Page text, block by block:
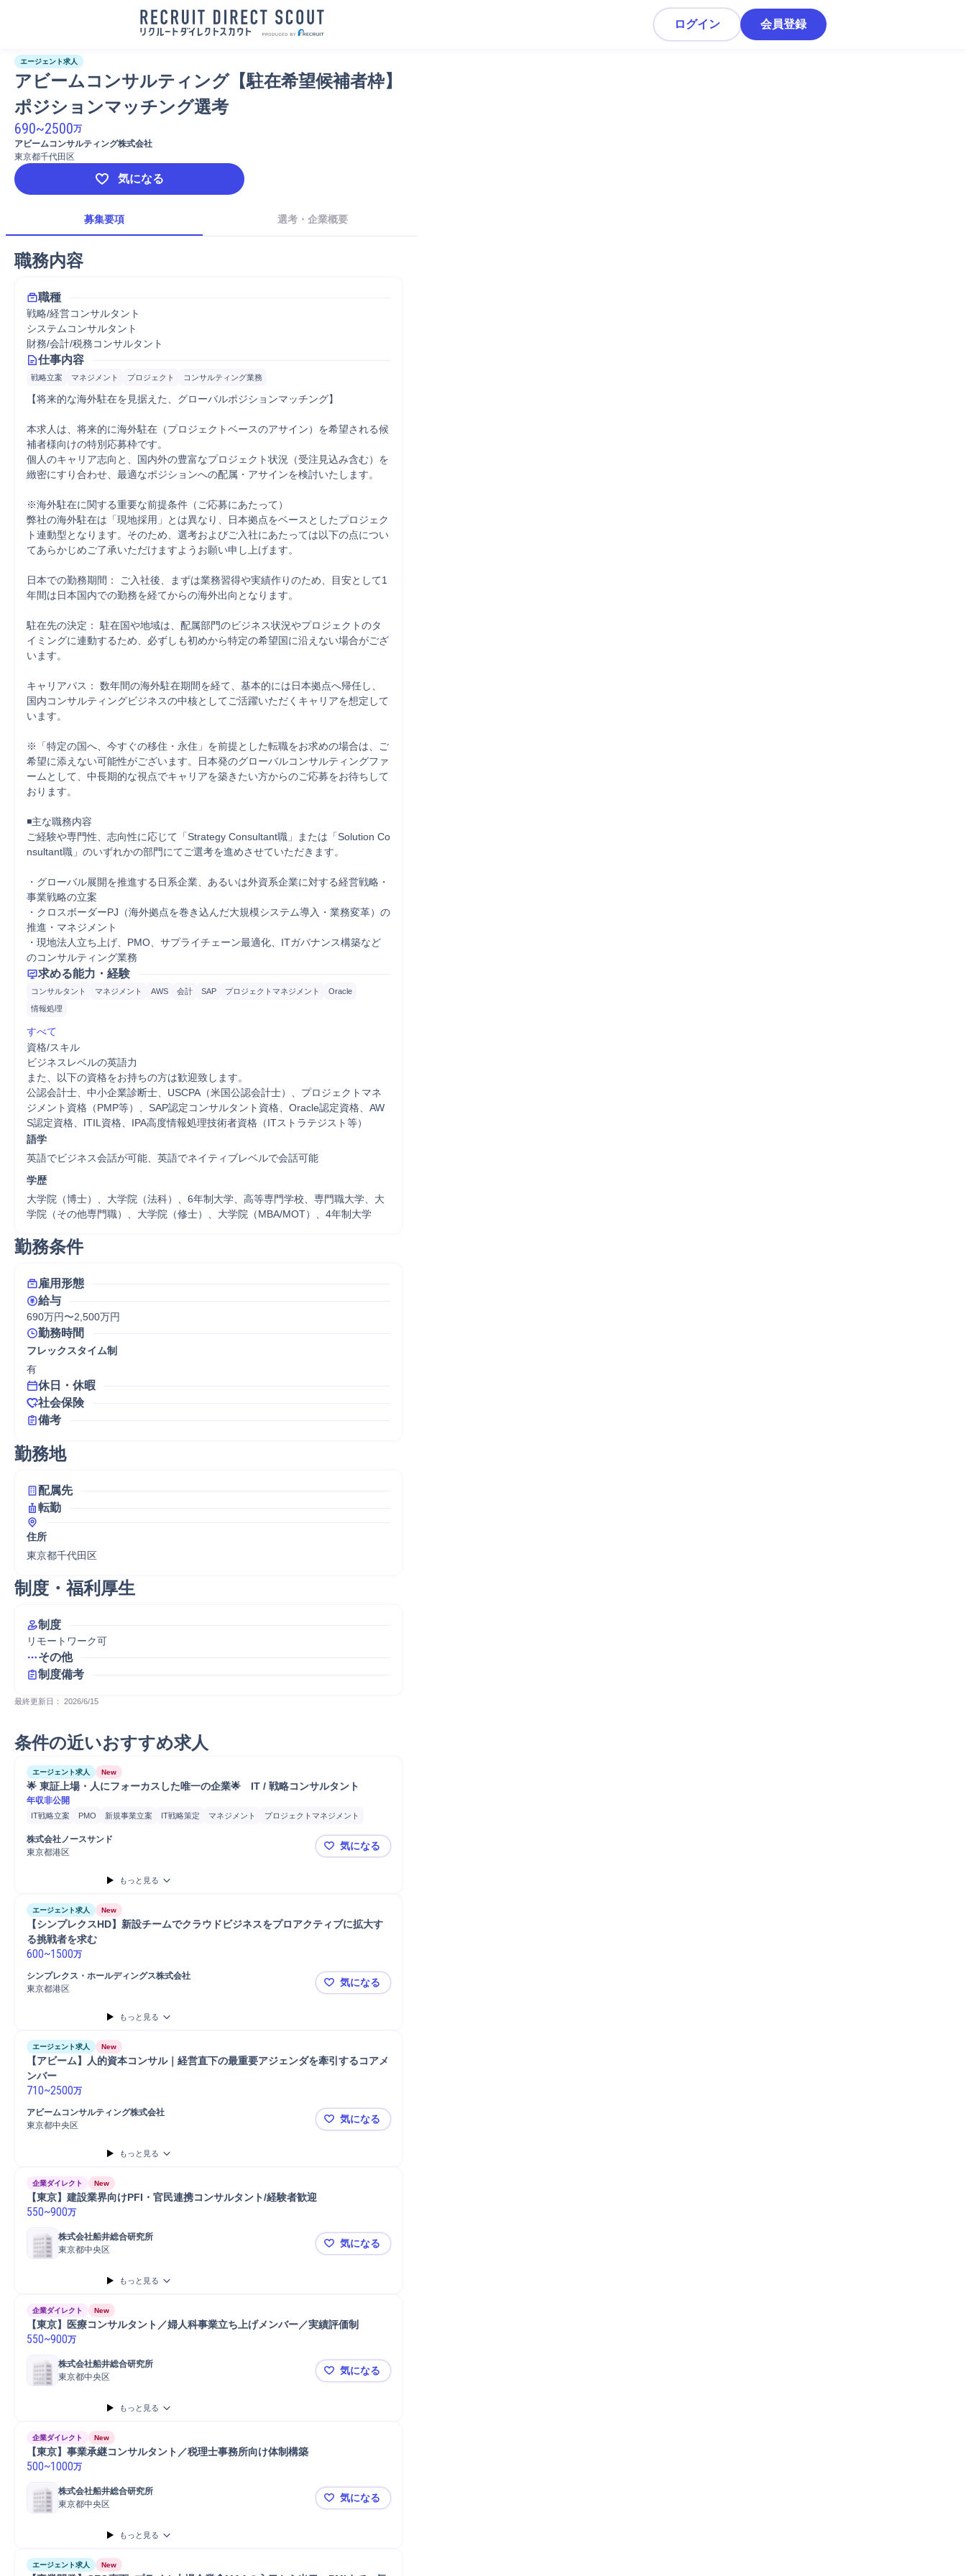
ログイン 会員登録
エージェント求人
アビームコンサルティング【駐在希望候補者枠】
ポジションマッチング選考
690~2500万
アビームコンサルティング株式会社
東京都千代田区
気になる
募集要項 選考・企業概要
職務内容
職種
戦略/経営コンサルタント
システムコンサルタント
財務/会計/税務コンサルタント
仕事内容
戦略立案 マネジメント プロジェクト コンサルティング業務
【将来的な海外駐在を見据えた、グローバルポジションマッチング】
本求人は、将来的に海外駐在（プロジェクトベースのアサイン）を希望される候
補者様向けの特別応募枠です。
個人のキャリア志向と、国内外の豊富なプロジェクト状況（受注見込み含む）を
緻密にすり合わせ、最適なポジションへの配属・アサインを検討いたします。
※海外駐在に関する重要な前提条件（ご応募にあたって）
弊社の海外駐在は「現地採用」とは異なり、日本拠点をベースとしたプロジェク
ト連動型となります。そのため、選考およびご入社にあたっては以下の点につい
てあらかじめご了承いただけますようお願い申し上げます。
日本での勤務期間： ご入社後、まずは業務習得や実績作りのため、目安として1
年間は日本国内での勤務を経てからの海外出向となります。
駐在先の決定： 駐在国や地域は、配属部門のビジネス状況やプロジェクトのタ
イミングに連動するため、必ずしも初めから特定の希望国に沿えない場合がござ
います。
キャリアパス： 数年間の海外駐在期間を経て、基本的には日本拠点へ帰任し、
国内コンサルティングビジネスの中核としてご活躍いただくキャリアを想定して
います。
※「特定の国へ、今すぐの移住・永住」を前提とした転職をお求めの場合は、ご
希望に添えない可能性がございます。日本発のグローバルコンサルティングファ
ームとして、中長期的な視点でキャリアを築きたい方からのご応募をお待ちして
おります。
◾️主な職務内容
ご経験や専門性、志向性に応じて「Strategy Consultant職」または「Solution Co
nsultant職」のいずれかの部門にてご選考を進めさせていただきます。
・グローバル展開を推進する日系企業、あるいは外資系企業に対する経営戦略・
事業戦略の立案
・クロスボーダーPJ（海外拠点を巻き込んだ大規模システム導入・業務変革）の
推進・マネジメント
・現地法人立ち上げ、PMO、サプライチェーン最適化、ITガバナンス構築など
のコンサルティング業務
求める能力・経験
コンサルタント マネジメント AWS 会計 SAP プロジェクトマネジメント
Oracle
情報処理
すべて
資格/スキル
ビジネスレベルの英語力
また、以下の資格をお持ちの方は歓迎致します。
公認会計士、中小企業診断士、USCPA（米国公認会計士）、プロジェクトマネ
ジメント資格（PMP等）、SAP認定コンサルタント資格、Oracle認定資格、AW
S認定資格、ITIL資格、IPA高度情報処理技術者資格（ITストラテジスト等）
語学
英語でビジネス会話が可能、英語でネイティブレベルで会話可能
学歴
大学院（博士）、大学院（法科）、6年制大学、高等専門学校、専門職大学、大
学院（その他専門職）、大学院（修士）、大学院（MBA/MOT）、4年制大学
勤務条件
雇用形態
給与
690万円〜2,500万円
勤務時間
フレックスタイム制
有
休日・休暇
社会保険
備考
勤務地
配属先
転勤
住所
東京都千代田区
制度・福利厚生
制度
リモートワーク可
その他
制度備考
最終更新日： 2026/6/15
条件の近いおすすめ求人
エージェント求人 New
🌟 東証上場・人にフォーカスした唯一の企業🌟　IT / 戦略コンサルタント
年収非公開
IT戦略立案 PMO 新規事業立案 IT戦略策定 マネジメント
プロジェクトマネジメント
コンサルティング業務
要件定義
Salesforce
Salesforce導入
株式会社ノースサンド
東京都港区
🌟 東証上場・人にフォーカスした唯一の企業🌟 IT / 戦略コンサルタント
気になる
もっと見る
エージェント求人 New
【シンプレクスHD】新設チームでクラウドビジネスをプロアクティブに拡大す
る挑戦者を求む
600~1500万
シンプレクス・ホールディングス株式会社
東京都港区
【シンプレクスHD】新設チームでクラウドビジネスをプロアクティブに拡大する挑戦者を求む
気になる
もっと見る
エージェント求人 New
【アビーム】人的資本コンサル｜経営直下の最重要アジェンダを牽引するコアメ
ンバー
710~2500万
アビームコンサルティング株式会社
東京都中央区
【アビーム】人的資本コンサル｜経営直下の最重要アジェンダを牽引するコアメンバー
気になる
もっと見る
企業ダイレクト New
【東京】建設業界向けPFI・官民連携コンサルタント/経験者歓迎
550~900万
株式会社船井総合研究所
東京都中央区
【東京】建設業界向けPFI・官民連携コンサルタント/経験者歓迎
気になる
もっと見る
企業ダイレクト New
【東京】医療コンサルタント／婦人科事業立ち上げメンバー／実績評価制
550~900万
株式会社船井総合研究所
東京都中央区
【東京】医療コンサルタント／婦人科事業立ち上げメンバー／実績評価制
気になる
もっと見る
企業ダイレクト New
【東京】事業承継コンサルタント／税理士事務所向け体制構築
500~1000万
株式会社船井総合研究所
東京都中央区
【東京】事業承継コンサルタント／税理士事務所向け体制構築
気になる
もっと見る
エージェント求人 New